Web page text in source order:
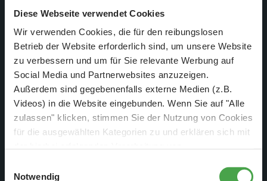
Diese Webseite verwendet Cookies
Wir verwenden Cookies, die für den reibungslosen
Betrieb der Website erforderlich sind, um unsere Website
zu verbessern und um für Sie relevante Werbung auf
Social Media und Partnerwebsites anzuzeigen.
Außerdem sind gegebenenfalls externe Medien (z.B.
Videos) in die Website eingebunden. Wenn Sie auf "Alle
zulassen" klicken, stimmen Sie der Nutzung von Cookies
für die ausgewählten Kategorien zu und erklären sich mit
diese Einstellungen jederzeit über die Schaltfläche
Notwendig
Nicht nur die Markierungen sind sehr aufwendig, sondern
auch die Alterung des Vorfeldes. Aber Risse, Sprünge und
unterschiedliche Farbverläufe gehören zu einem
Betonvorfeld einfach dazu.